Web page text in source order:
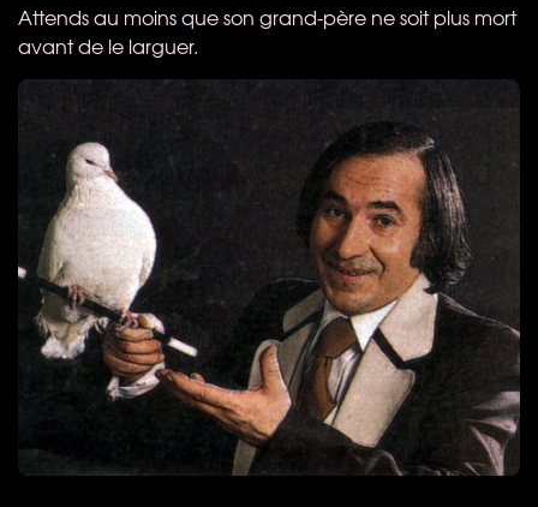
Attends au moins que son grand-père ne soit plus mort
avant de le larguer.